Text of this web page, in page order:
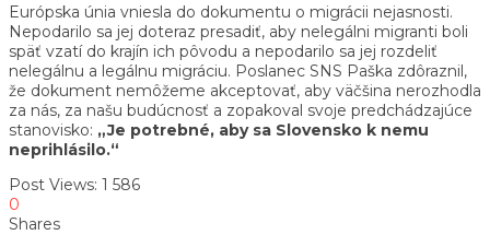
Európska únia vniesla do dokumentu o migrácii nejasnosti.
Nepodarilo sa jej doteraz presadiť, aby nelegálni migranti boli
späť vzatí do krajín ich pôvodu a nepodarilo sa jej rozdeliť
nelegálnu a legálnu migráciu. Poslanec SNS Paška zdôraznil,
že dokument nemôžeme akceptovať, aby väčšina nerozhodla
za nás, za našu budúcnosť a zopakoval svoje predchádzajúce
stanovisko: „Je potrebné, aby sa Slovensko k nemu
neprihlásilo.“
Post Views: 1 586
0
Shares